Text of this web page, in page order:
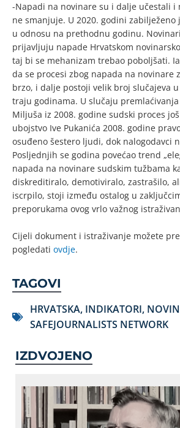
-Napadi na novinare su i dalje učestali i
ne smanjuje. U 2020. godini zabilježeno
u odnosu na prethodnu godinu.
prijavljuju napade Hrvatskom
taj bi se mehanizam trebao poboljšati.
da se procesi zbog napada na novinare
brzo, i dalje postoji velik broj slučajeva
traju godinama. U slučaju premlaćivanja
Miljuša iz 2008. godine sudski proces
ubojstvo Ive Pukanića 2008. godine
osuđeno šestero ljudi, dok nalogodavci
Posljednjih se godina povećao trend
napada na novinare sudskim tužbama
diskreditiralo, demotiviralo, zastrašilo,
iscrpilo, stoji između ostalog u
preporukama ovog vrlo važnog
Cijeli dokument i istraživanje možete
pogledati ovdje.
TAGOVI
HRVATSKA, INDIKATORI,
SAFEJOURNALISTS NETWORK
IZDVOJENO